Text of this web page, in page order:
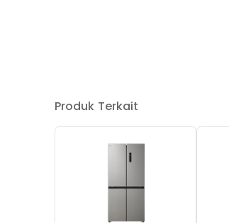
Produk Terkait